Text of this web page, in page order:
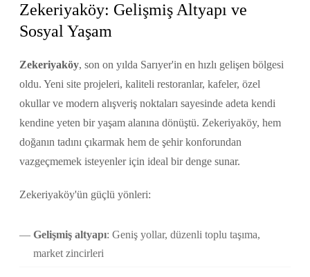
Zekeriyaköy: Gelişmiş Altyapı ve
Sosyal Yaşam
Zekeriyaköy, son on yılda Sarıyer'in en hızlı gelişen bölgesi
oldu. Yeni site projeleri, kaliteli restoranlar, kafeler, özel
okullar ve modern alışveriş noktaları sayesinde adeta kendi
kendine yeten bir yaşam alanına dönüştü. Zekeriyaköy, hem
doğanın tadını çıkarmak hem de şehir konforundan
vazgeçmemek isteyenler için ideal bir denge sunar.
Zekeriyaköy'ün güçlü yönleri:
Gelişmiş altyapı: Geniş yollar, düzenli toplu taşıma,
market zincirleri